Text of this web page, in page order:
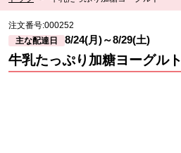
現在位置ここまで
注文番号:000252
主な配達日
8/24(月)～8/29(土)
牛乳たっぷり加糖ヨーグルト